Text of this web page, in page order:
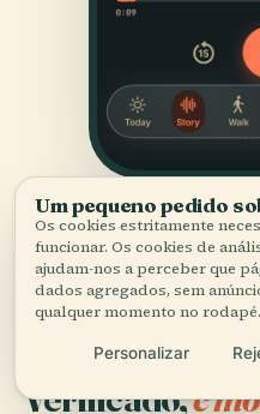
Verificado,e
Um pequeno pedido
Os cookies estritamente
funcionar. Os cookies de
ajudam-nos a perceber que
dados agregados, sem
qualquer momento no rodapé.
Personalizar